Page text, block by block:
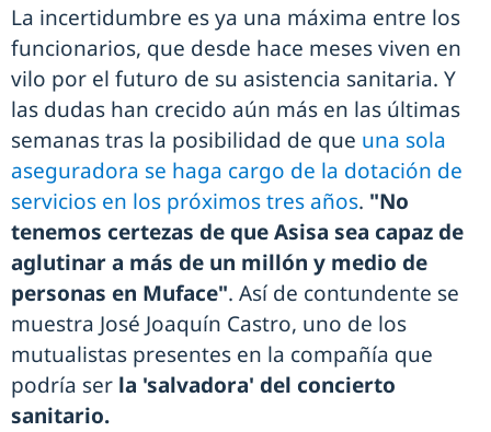
La incertidumbre es ya una máxima entre los
funcionarios, que desde hace meses viven en
vilo por el futuro de su asistencia sanitaria. Y
las dudas han crecido aún más en las últimas
semanas tras la posibilidad de que una sola
aseguradora se haga cargo de la dotación de
servicios en los próximos tres años. "No
tenemos certezas de que Asisa sea capaz de
aglutinar a más de un millón y medio de
personas en Muface". Así de contundente se
muestra José Joaquín Castro, uno de los
mutualistas presentes en la compañía que
podría ser la 'salvadora' del concierto
sanitario.